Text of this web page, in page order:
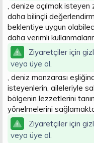
, denize açılmak
daha bilinçli
beklentiye uygun
daha verimli
Ziyaretçiler için
veya üye ol.
, deniz manzarası
isteyenlerin, aileleriyle
bölgenin lezzetlerini
yönelmelerini
Ziyaretçiler için
veya üye ol.